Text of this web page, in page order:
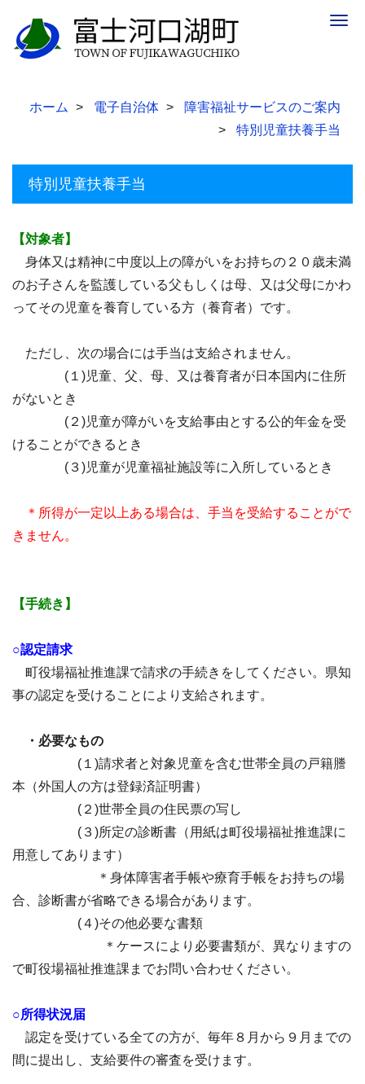
ホーム 電子自治体
障害福祉サービスのご案内
特別児童扶養手当
特別児童扶養手当
【対象者】
身体又は精神に中度以上の障がいをお持ちの２０歳未満
のお子さんを監護している父もしくは母、又は父母にかわ
ってその児童を養育している方（養育者）です。
ただし、次の場合には手当は支給されません。
(１)児童、父、母、又は養育者が日本国内に住所
がないとき
(２)児童が障がいを支給事由とする公的年金を受
けることができるとき
(３)児童が児童福祉施設等に入所しているとき
＊所得が一定以上ある場合は、手当を受給することがで
きません。
【手続き】
○認定請求
町役場福祉推進課で請求の手続きをしてください。県知
事の認定を受けることにより支給されます。
・必要なもの
(１)請求者と対象児童を含む世帯全員の戸籍謄
本（外国人の方は登録済証明書）
(２)世帯全員の住民票の写し
(３)所定の診断書（用紙は町役場福祉推進課に
用意してあります）
＊身体障害者手帳や療育手帳をお持ちの場
合、診断書が省略できる場合があります。
(４)その他必要な書類
＊ケースにより必要書類が、異なりますの
で町役場福祉推進課までお問い合わせください。
○所得状況届
認定を受けている全ての方が、毎年８月から９月までの
間に提出し、支給要件の審査を受けます。